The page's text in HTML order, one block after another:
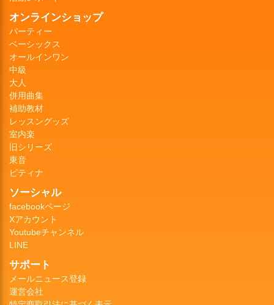
オンラインショップ
パーティー
ベーシックス
オールインワン
中級
大人
併用曲集
補助教材
レッスングッズ
室内楽
旧シリーズ
東音
ピティナ
ソーシャル
facebookページ
Xアカウント
Youtubeチャンネル
LINE
サポート
メールニュース登録
運営会社